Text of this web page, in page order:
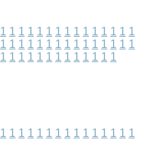
1 1 1 1 1 1 1 1 1 1 1 1 1 1 1
1 1 1 1 1 1 1 1 1 1 1 1 1 1 1
1 1 1 1 1 1 1 1 1 1 1 1 1
1 1 1 1 1 1 1 1 1 1 1 1 1 1 1